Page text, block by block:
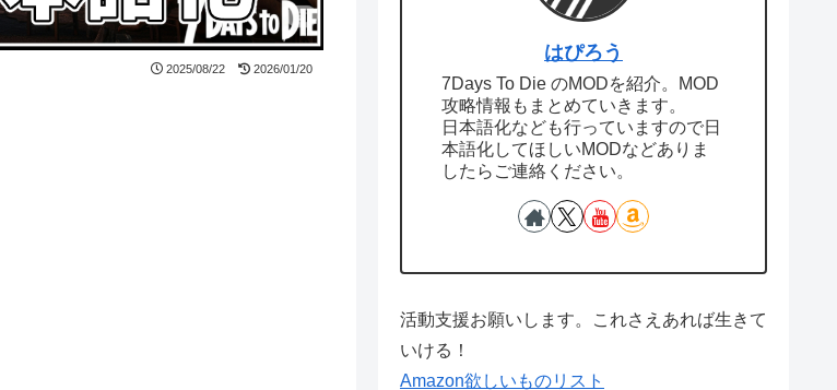
2025/08/22 2026/01/20
はぴろう
7Days To Die のMODを紹介。MOD
攻略情報もまとめていきます。
日本語化なども行っていますので日
本語化してほしいMODなどありま
したらご連絡ください。
活動支援お願いします。これさえあれば生きて
いける！
Amazon欲しいものリスト